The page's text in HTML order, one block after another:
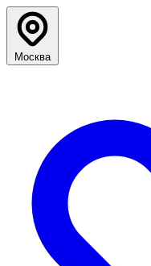
Москва